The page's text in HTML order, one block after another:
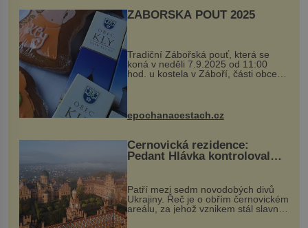
ZÁBOŘSKÁ POUŤ 2025
Tradiční Zábořská pouť, která se
koná v neděli 7.9.2025 od 11:00
hod. u kostela v Záboří, části obce
Kly u Mělníka. V programu naleznete
komentovanou prohlídku kostela,
epochanacestach.cz
Černovická rezidence:
Pedant Hlávka kontroloval
Patří mezi sedm novodobých divů
Ukrajiny. Řeč je o obřím černovickém
areálu, za jehož vznikem stál slavný
český architekt Josef Hlávka. Ten si